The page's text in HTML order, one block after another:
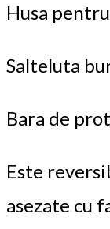
Husa
Salteluta
Bara de
Este
asezate cu